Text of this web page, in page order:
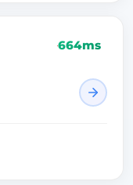
664ms